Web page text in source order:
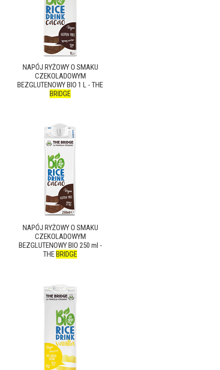
NAPÓJ RYŻOWY O SMAKU
CZEKOLADOWYM
BEZGLUTENOWY BIO 1 L - THE
BRIDGE
NAPÓJ RYŻOWY O SMAKU
CZEKOLADOWYM
BEZGLUTENOWY BIO 250 ml -
THEBRIDGE